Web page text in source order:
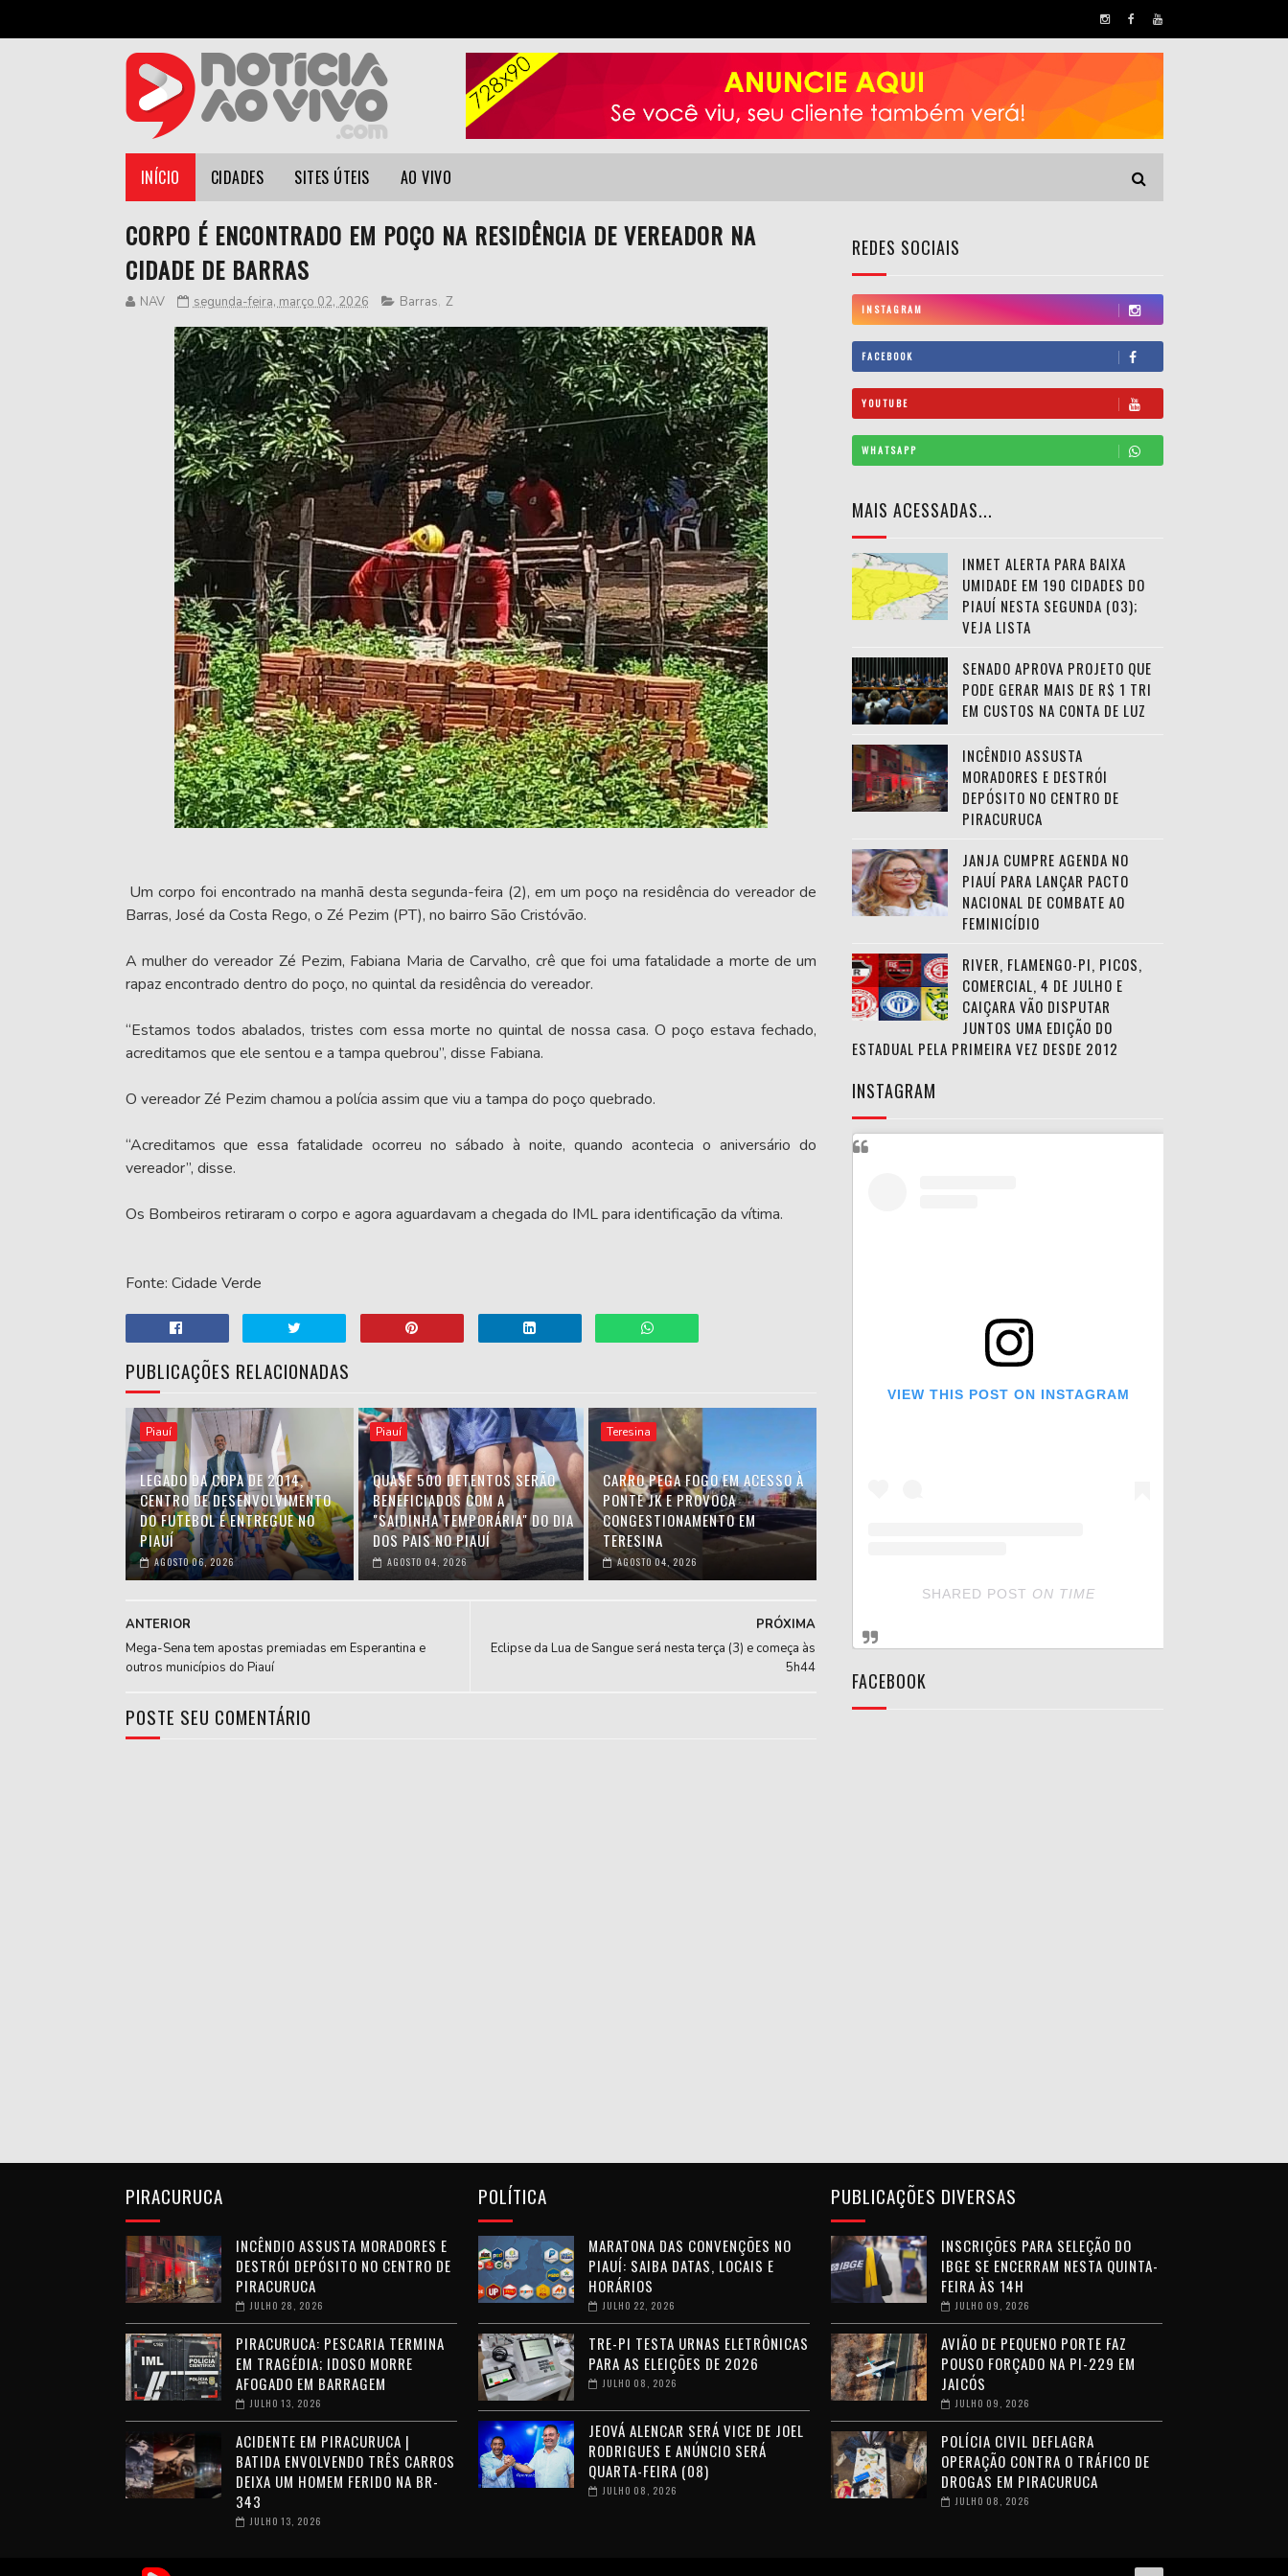
INÍCIO CIDADES SITES ÚTEIS AO VIVO
CORPO É ENCONTRADO EM POÇO NA RESIDÊNCIA DE VEREADOR NA
CIDADE DE BARRAS
NAV segunda-feira, março 02, 2026 Barras, Z
Um corpo foi encontrado na manhã desta segunda-feira (2), em um poço na residência do vereador de
Barras, José da Costa Rego, o Zé Pezim (PT), no bairro São Cristóvão.
A mulher do vereador Zé Pezim, Fabiana Maria de Carvalho, crê que foi uma fatalidade a morte de um
rapaz encontrado dentro do poço, no quintal da residência do vereador.
“Estamos todos abalados, tristes com essa morte no quintal de nossa casa. O poço estava fechado,
acreditamos que ele sentou e a tampa quebrou”, disse Fabiana.
O vereador Zé Pezim chamou a polícia assim que viu a tampa do poço quebrado.
“Acreditamos que essa fatalidade ocorreu no sábado à noite, quando acontecia o aniversário do
vereador”, disse.
Os Bombeiros retiraram o corpo e agora aguardavam a chegada do IML para identificação da vítima.
Fonte: Cidade Verde
PUBLICAÇÕES RELACIONADAS
Piauí
LEGADO DA COPA DE 2014,
CENTRO DE DESENVOLVIMENTO
DO FUTEBOL É ENTREGUE NO
PIAUÍ
AGOSTO 06, 2026
Piauí
QUASE 500 DETENTOS SERÃO
BENEFICIADOS COM A
"SAIDINHA TEMPORÁRIA" DO DIA
DOS PAIS NO PIAUÍ
AGOSTO 04, 2026
Teresina
CARRO PEGA FOGO EM ACESSO À
PONTE JK E PROVOCA
CONGESTIONAMENTO EM
TERESINA
AGOSTO 04, 2026
PRÓXIMA
Eclipse da Lua de Sangue será nesta terça (3) e começa às
5h44
ANTERIOR
Mega-Sena tem apostas premiadas em Esperantina e
outros municípios do Piauí
POSTE SEU COMENTÁRIO
REDES SOCIAIS
INSTAGRAM
FACEBOOK
YOUTUBE
WHATSAPP
MAIS ACESSADAS...
INMET ALERTA PARA BAIXA
UMIDADE EM 190 CIDADES DO
PIAUÍ NESTA SEGUNDA (03);
VEJA LISTA
SENADO APROVA PROJETO QUE
PODE GERAR MAIS DE R$ 1 TRI
EM CUSTOS NA CONTA DE LUZ
INCÊNDIO ASSUSTA
MORADORES E DESTRÓI
DEPÓSITO NO CENTRO DE
PIRACURUCA
JANJA CUMPRE AGENDA NO
PIAUÍ PARA LANÇAR PACTO
NACIONAL DE COMBATE AO
FEMINICÍDIO
RIVER, FLAMENGO-PI, PICOS,
COMERCIAL, 4 DE JULHO E
CAIÇARA VÃO DISPUTAR
JUNTOS UMA EDIÇÃO DO
ESTADUAL PELA PRIMEIRA VEZ DESDE 2012
INSTAGRAM
VIEW THIS POST ON INSTAGRAM
SHARED POST ON TIME
FACEBOOK
PIRACURUCA
INCÊNDIO ASSUSTA MORADORES E
DESTRÓI DEPÓSITO NO CENTRO DE
PIRACURUCA
JULHO 28, 2026
PIRACURUCA: PESCARIA TERMINA
EM TRAGÉDIA; IDOSO MORRE
AFOGADO EM BARRAGEM
JULHO 13, 2026
ACIDENTE EM PIRACURUCA |
BATIDA ENVOLVENDO TRÊS CARROS
DEIXA UM HOMEM FERIDO NA BR-
343
JULHO 13, 2026
POLÍTICA
MARATONA DAS CONVENÇÕES NO
PIAUÍ: SAIBA DATAS, LOCAIS E
HORÁRIOS
JULHO 22, 2026
TRE-PI TESTA URNAS ELETRÔNICAS
PARA AS ELEIÇÕES DE 2026
JULHO 08, 2026
JEOVÁ ALENCAR SERÁ VICE DE JOEL
RODRIGUES E ANÚNCIO SERÁ
QUARTA-FEIRA (08)
JULHO 08, 2026
PUBLICAÇÕES DIVERSAS
INSCRIÇÕES PARA SELEÇÃO DO
IBGE SE ENCERRAM NESTA QUINTA-
FEIRA ÀS 14H
JULHO 09, 2026
AVIÃO DE PEQUENO PORTE FAZ
POUSO FORÇADO NA PI-229 EM
JAICÓS
JULHO 09, 2026
POLÍCIA CIVIL DEFLAGRA
OPERAÇÃO CONTRA O TRÁFICO DE
DROGAS EM PIRACURUCA
JULHO 08, 2026